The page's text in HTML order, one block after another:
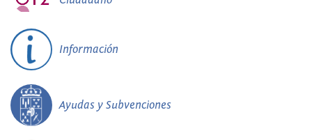
Información
Ayudas y Subvenciones